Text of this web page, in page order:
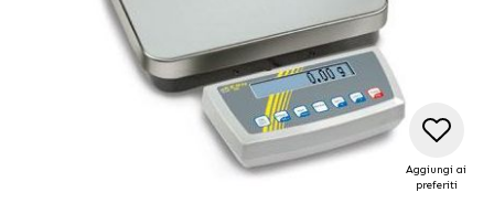
Aggiungi ai
preferiti